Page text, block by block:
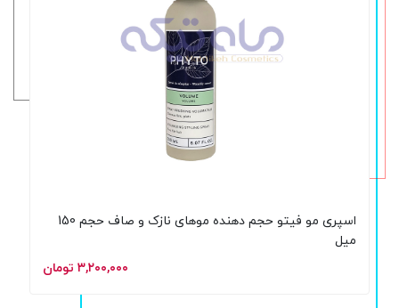
اسپری مو فیتو حجم دهنده موهای نازک و صاف حجم 150
میل
۳,۲۰۰,۰۰۰ تومان